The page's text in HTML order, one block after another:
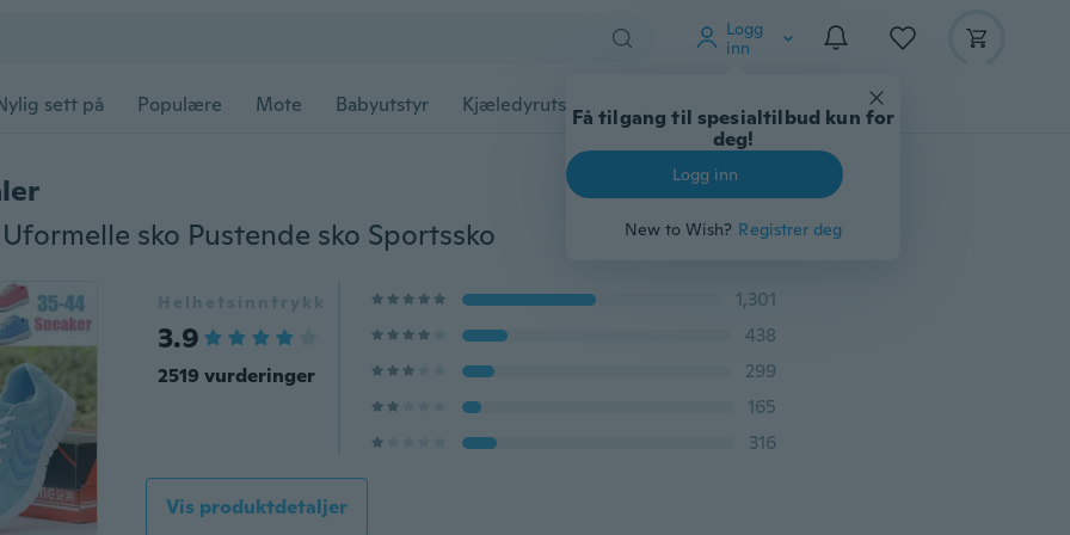
Logg
inn
Få tilgang til spesialtilbud kun for
deg!
Logg inn
New to Wish? Registrer deg
sett på Populære Mote Babyutstyr Kjæledyrutstyr Gadgets Verktøy
sko Pustende sko Sportssko
Helhetsinntrykk
3.9
2519 vurderinger
1,301
438
299
165
316
Vis produktdetaljer